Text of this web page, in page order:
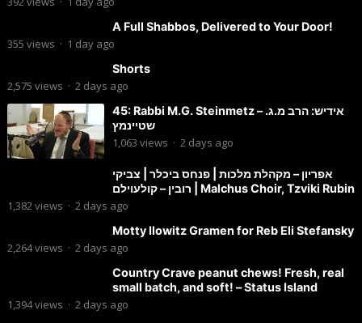
A Full Shabbos, Delivered to Your Door!
355 views · 1 day ago
Shorts
2,575 views · 2 days ago
45: Rabbi M.G. Steinmetz – אידיש: הרב מ.ג.
שטיינמץ
1,063 views · 2 days ago
אפריון – מקהלת מלכות | פנחס ביכלר | צביקי
רובין – קולעוילם | Malchus Choir, Tzviki Rubin
1,382views · 2 days ago
Motty Ilowitz Gramen for Reb Eli Stefansky
2,264views · 2 days ago
Country Crave peanut chews! Fresh, real
small batch, and soft! – Status Island
1,394views · 2 days ago